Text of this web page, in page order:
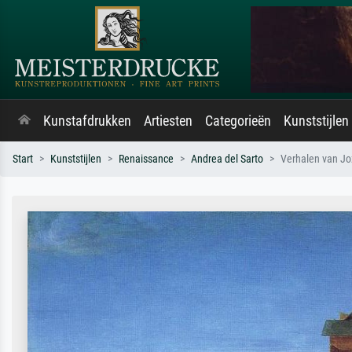
Kunstafdrukken Artiesten Categorieën Kunststijlen
Start Kunststijlen Renaissance Andrea del Sarto Verhalen van